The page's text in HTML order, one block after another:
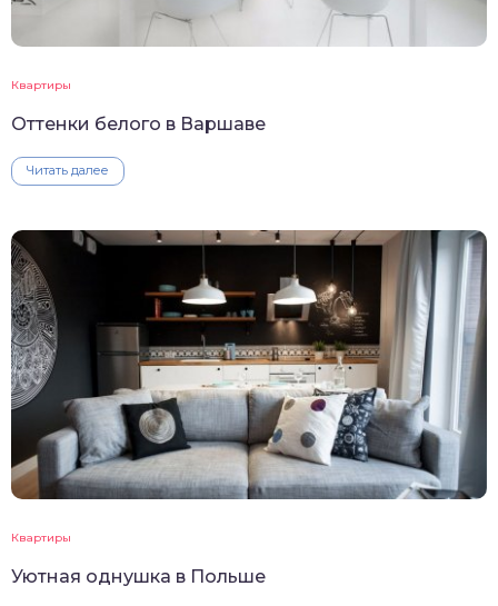
Квартиры
Оттенки белого в Варшаве
Читать далее
Квартиры
Уютная однушка в Польше